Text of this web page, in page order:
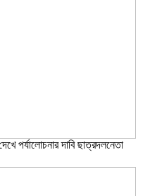
পর্যালোচনার দাবি ছাত্রদলনেতা